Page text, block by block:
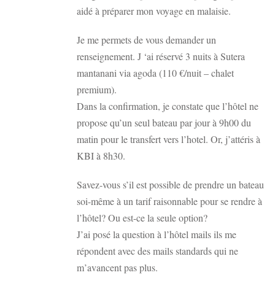
aidé à préparer mon voyage en malaisie.
Je me permets de vous demander un
renseignement. J ‘ai réservé 3 nuits à Sutera
mantanani via agoda (110 €/nuit – chalet
premium).
Dans la confirmation, je constate que l’hôtel ne
propose qu’un seul bateau par jour à 9h00 du
matin pour le transfert vers l’hotel. Or, j’attéris à
KBI à 8h30.
Savez-vous s’il est possible de prendre un bateau
soi-même à un tarif raisonnable pour se rendre à
l’hôtel? Ou est-ce la seule option?
J’ai posé la question à l’hôtel mails ils me
répondent avec des mails standards qui ne
m’avancent pas plus.